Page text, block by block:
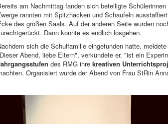
am Nachmittag fanden sich beteiligte
rannten mit Spitzhacken und Schaufeln
des großen Saals. Auf der anderen Seite wurden
Dann konnte es endlich losgehen.
sich die Schulfamilie eingefunden hatte,
Abend, liebe Eltern", verkündete er, "ist ein
des RMG ihre kreativen
Organisiert wurde der Abend von Frau StRin